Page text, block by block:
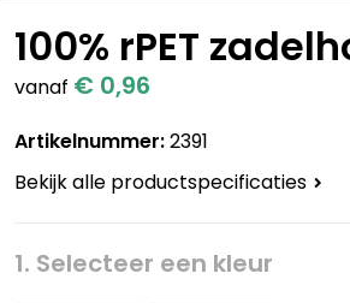
100% rPET
vanaf € 0,96
Artikelnummer:2391
Bekijk alle productspecificaties
1. Selecteer een kleur